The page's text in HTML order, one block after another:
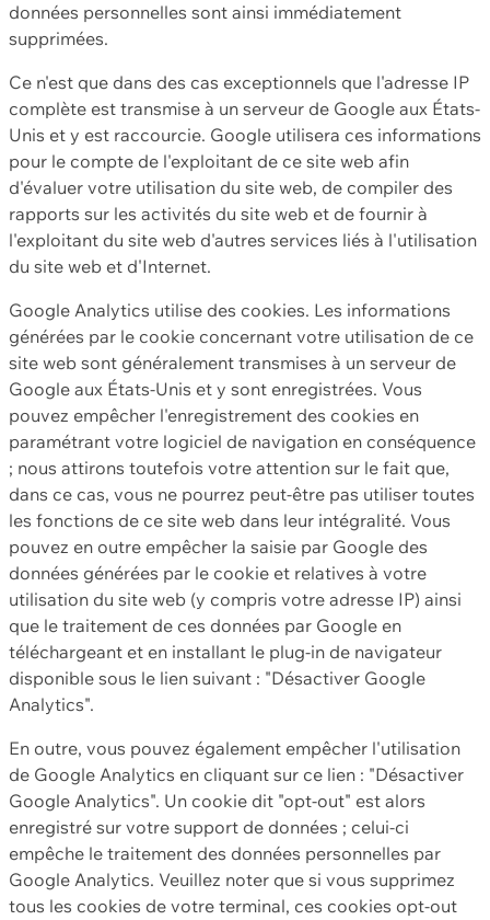
données personnelles sont ainsi immédiatement
supprimées.
Ce n'est que dans des cas exceptionnels que l'adresse IP
complète est transmise à un serveur de Google aux États-
Unis et y est raccourcie. Google utilisera ces informations
pour le compte de l'exploitant de ce site web afin
d'évaluer votre utilisation du site web, de compiler des
rapports sur les activités du site web et de fournir à
l'exploitant du site web d'autres services liés à l'utilisation
du site web et d'Internet.
Google Analytics utilise des cookies. Les informations
générées par le cookie concernant votre utilisation de ce
site web sont généralement transmises à un serveur de
Google aux États-Unis et y sont enregistrées. Vous
pouvez empêcher l'enregistrement des cookies en
paramétrant votre logiciel de navigation en conséquence
; nous attirons toutefois votre attention sur le fait que,
dans ce cas, vous ne pourrez peut-être pas utiliser toutes
les fonctions de ce site web dans leur intégralité. Vous
pouvez en outre empêcher la saisie par Google des
données générées par le cookie et relatives à votre
utilisation du site web (y compris votre adresse IP) ainsi
que le traitement de ces données par Google en
téléchargeant et en installant le plug-in de navigateur
disponible sous le lien suivant : "Désactiver Google
Analytics".
En outre, vous pouvez également empêcher l'utilisation
de Google Analytics en cliquant sur ce lien : "Désactiver
Google Analytics". Un cookie dit "opt-out" est alors
enregistré sur votre support de données ; celui-ci
empêche le traitement des données personnelles par
Google Analytics. Veuillez noter que si vous supprimez
tous les cookies de votre terminal, ces cookies opt-out